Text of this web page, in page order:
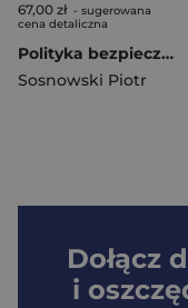
67,00 zł - sugerowana
cena detaliczna
Polityka bezpieczeństwa Kurdystanu irackiego po 2005 roku
Sosnowski Piotr
Dołącz
i